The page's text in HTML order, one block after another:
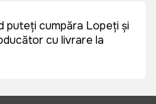
puteți cumpăra Lopeți și
cu livrare la